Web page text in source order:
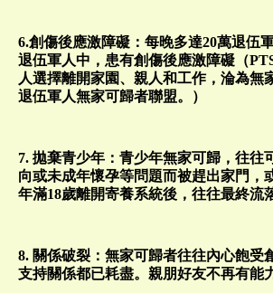
6.創傷後應激障礙：每晚多達20萬退伍
退伍軍人中，患有創傷後應激障礙（
人選擇離開家園、親人和工作，淪為無
退伍軍人無家可歸者聯盟。）
7. 拋棄青少年：青少年無家可歸，往
向或未成年懷孕等問題而被趕出家門，
年滿18歲離開寄養系統後，往往最終流
8. 關係破裂：無家可歸者往往內心飽受
支持關係都已耗盡。親朋好友不再有能